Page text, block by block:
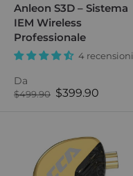
Anleon S3D – Sistema
IEM Wireless
Professionale
4 recensioni
Da
Prezzo
$499.90 Prezzo
$399.90